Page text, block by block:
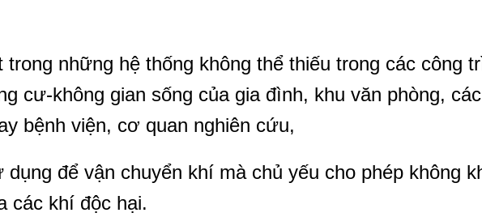
trong những hệ thống không thể thiếu trong các công
cư-không gian sống của gia đình, khu văn phòng,
bệnh viện, cơ quan nghiên cứu,
để vận chuyển khí mà chủ yếu cho phép không
các khí độc hại.